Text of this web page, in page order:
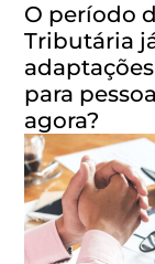
O período
Tributária
para
agora?